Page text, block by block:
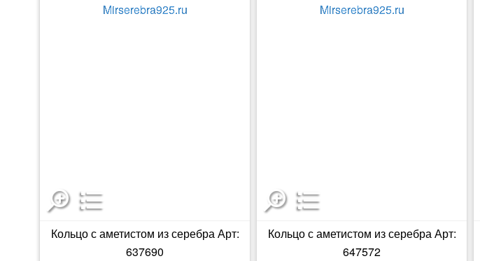
Кольцо с аметистом из серебра Арт:
637690
Кольцо с аметистом из серебра Арт:
647572